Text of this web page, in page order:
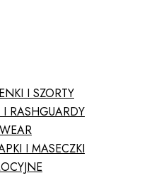
I SZORTY
I RASHGUARDY
I MASECZKI